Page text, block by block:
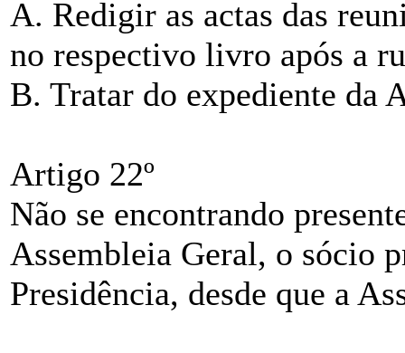
A. Redigir as actas das
no respectivo livro após a
B. Tratar do expediente da
Artigo 22º
Não se encontrando
Assembleia Geral, o sócio
Presidência, desde que a